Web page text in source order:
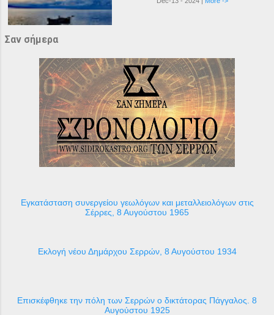
Σαν σήμερα
Εγκατάσταση συνεργείου γεωλόγων και μεταλλειολόγων στις
Σέρρες, 8 Αυγούστου 1965
Εκλογή νέου Δημάρχου Σερρών, 8 Αυγούστου 1934
Επισκέφθηκε την πόλη των Σερρών ο δικτάτορας Πάγγαλος. 8
Αυγούστου 1925